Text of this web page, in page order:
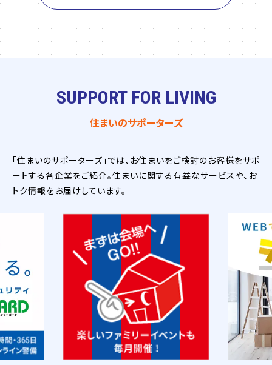
SUPPORT FOR LIVING
住まいのサポーターズ
「住まいのサポーターズ」では、お住まいをご検討のお客様をサポ
ートする各企業をご紹介。住まいに関する有益なサービスや、お
トク情報をお届けしています。